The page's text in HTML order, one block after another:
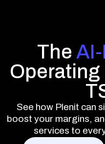
The
See how Plenit can
boost your margins,
services to